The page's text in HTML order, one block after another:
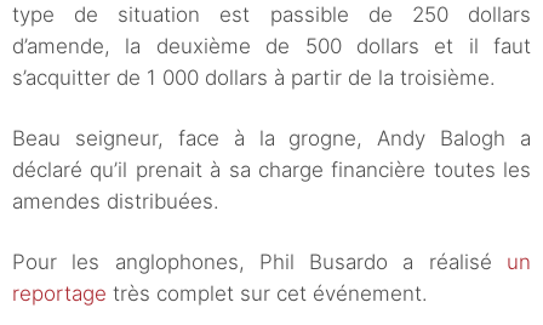
type de situation est passible de 250 dollars
d’amende, la deuxième de 500 dollars et il faut
s’acquitter de 1 000 dollars à partir de la troisième.
Beau seigneur, face à la grogne, Andy Balogh a
déclaré qu’il prenait à sa charge financière toutes les
amendes distribuées.
Pour les anglophones, Phil Busardo a réalisé un
reportage très complet sur cet événement.